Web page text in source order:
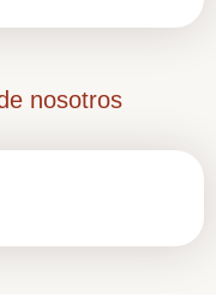
nosotros